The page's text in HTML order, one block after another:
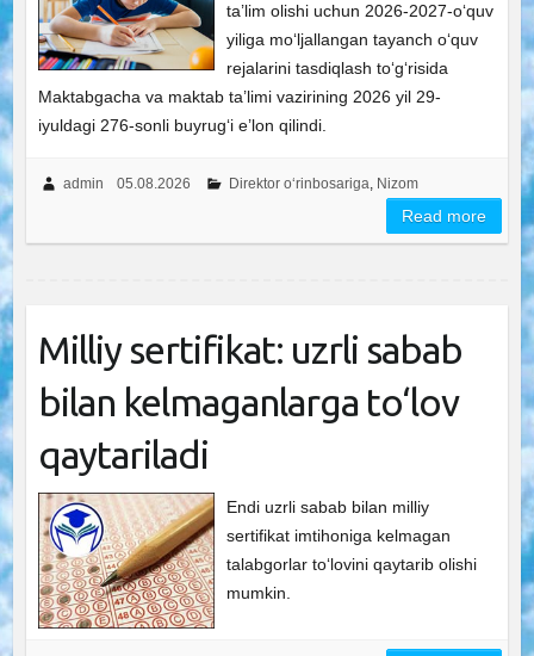
ta’lim olishi uchun 2026-2027-o‘quv
yiliga mo‘ljallangan tayanch o‘quv
rejalarini tasdiqlash to‘g‘risida
Maktabgacha va maktab ta’limi vazirining 2026 yil 29-
iyuldagi 276-sonli buyrug‘i e’lon qilindi.
admin 05.08.2026 Direktor o‘rinbosariga Nizom
Read more
Milliy sertifikat: uzrli sabab
bilan kelmaganlarga to‘lov
qaytariladi
Endi uzrli sabab bilan milliy
sertifikat imtihoniga kelmagan
talabgorlar to‘lovini qaytarib olishi
mumkin.